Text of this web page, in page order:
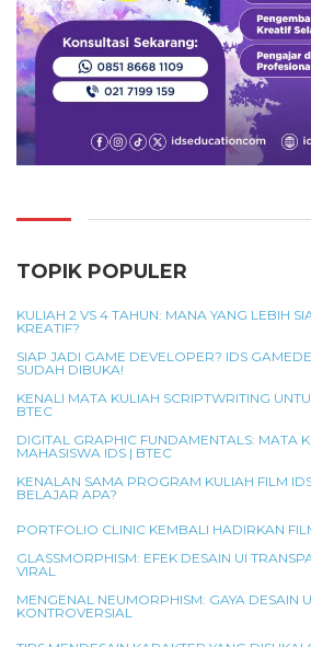
TOPIK POPULER
KULIAH 2 VS 4 TAHUN: MANA YANG LEBIH
KREATIF?
SIAP JADI GAME DEVELOPER? IDS
SUDAH DIBUKA!
KENALI MATA KULIAH SCRIPTWRITING
BTEC
DIGITAL GRAPHIC FUNDAMENTALS: MATA
MAHASISWA IDS | BTEC
KENALAN SAMA PROGRAM KULIAH FILM
BELAJAR APA?
PORTFOLIO CLINIC KEMBALI HADIRKAN
GLASSMORPHISM: EFEK DESAIN UI
VIRAL
MENGENAL NEUMORPHISM: GAYA DESAIN
KONTROVERSIAL